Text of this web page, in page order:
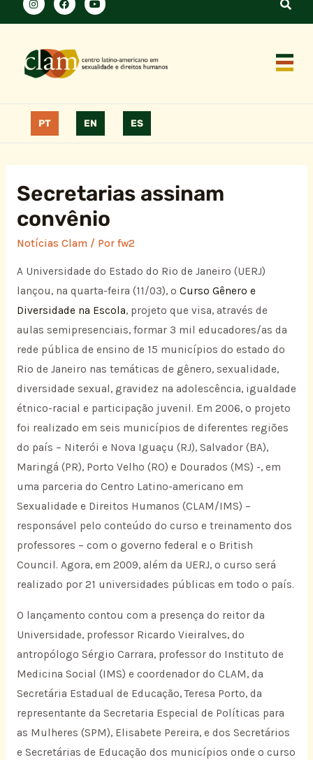
PT EN ES
Secretarias assinam
convênio
Notícias Clam/ Por fw2
A Universidade do Estado do Rio de Janeiro (UERJ)
lançou, na quarta-feira (11/03), o Curso Gênero e
Diversidade na Escola, projeto que visa, através de
aulas semipresenciais, formar 3 mil educadores/as da
rede pública de ensino de 15 municípios do estado do
Rio de Janeiro nas temáticas de gênero, sexualidade,
diversidade sexual, gravidez na adolescência, igualdade
étnico-racial e participação juvenil. Em 2006, o projeto
foi realizado em seis municípios de diferentes regiões
do país – Niterói e Nova Iguaçu (RJ), Salvador (BA),
Maringá (PR), Porto Velho (RO) e Dourados (MS) -, em
uma parceria do Centro Latino-americano em
Sexualidade e Direitos Humanos (CLAM/IMS) –
responsável pelo conteúdo do curso e treinamento dos
professores – com o governo federal e o British
Council. Agora, em 2009, além da UERJ, o curso será
realizado por 21 universidades públicas em todo o país.
O lançamento contou com a presença do reitor da
Universidade, professor Ricardo Vieiralves, do
antropólogo Sérgio Carrara, professor do Instituto de
Medicina Social (IMS) e coordenador do CLAM, da
Secretária Estadual de Educação, Teresa Porto, da
representante da Secretaria Especial de Políticas para
as Mulheres (SPM), Elisabete Pereira, e dos Secretários
e Secretárias de Educação dos municípios onde o curso